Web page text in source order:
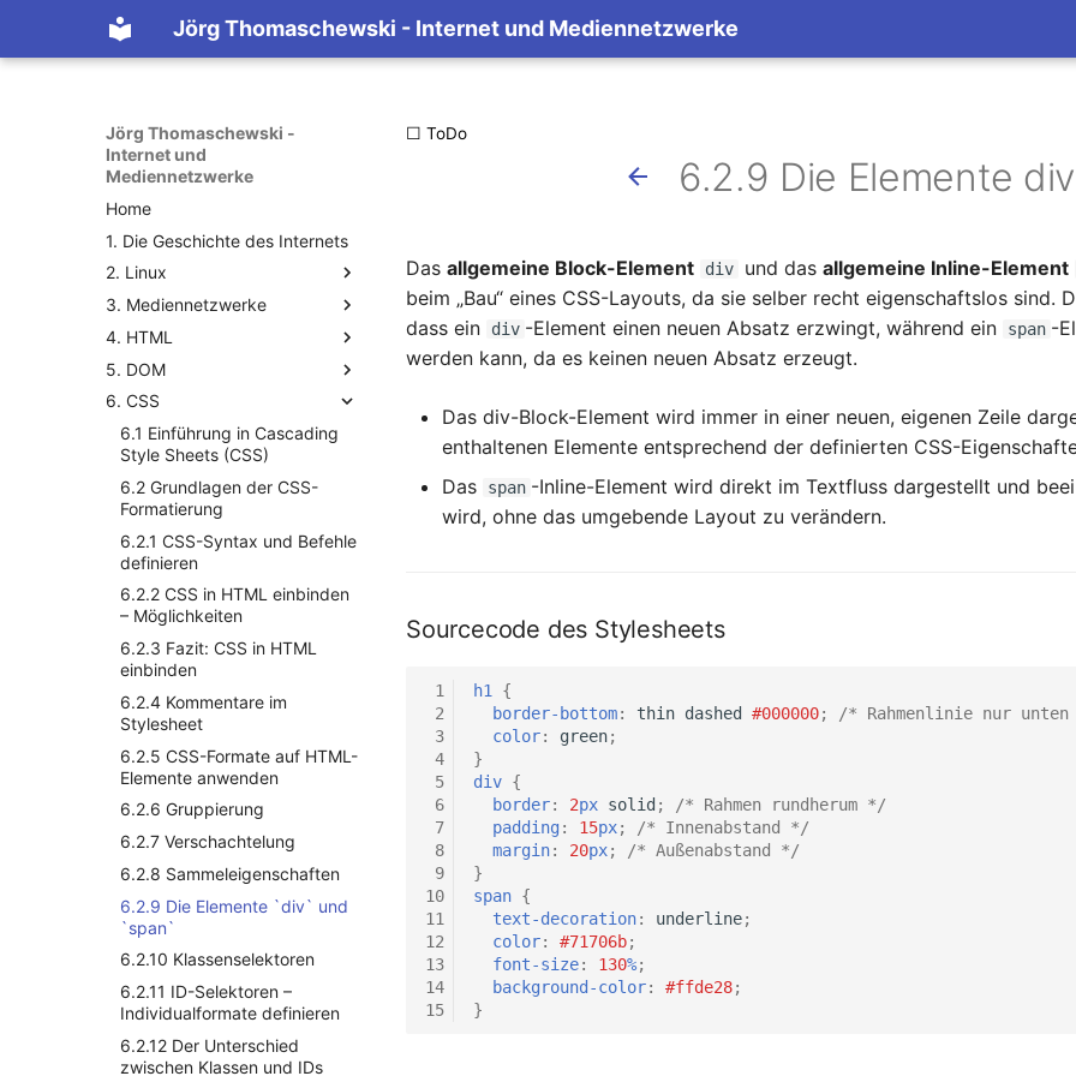
Jörg Thomaschewski - Internet und Mediennetzwerke
Jörg Thomaschewski -
Internet und
Mediennetzwerke
Home
1. Die Geschichte des Internets
2. Linux
2.1 Die Geschichte von Linux
2.2 Wichtige Linux-Konzepte
2.3 Erstes Login auf dem
Linux-Server
2.4 Erste Schritte im
Dateisystem
2.5 Linux-Befehle
2.5.1 Paketverwaltung
2.5.2 Dateisystembefehle und
Operatoren
2.5.3 Text- und
Dateibearbeitung
2.5.4 Systemverwaltung
2.5.5 Finden und Ersetzen
2.5.6 Rechte ändern
2.5.8 Prozessmanagement
2.5.9 Archivierungs- und
Komprimierungsbefehle
2.5.10 Netzwerkbefehle
2.7 Dateisysteme und Linux
2.7.1 Dateisystem-Hierarchie
und Struktur
2.7.2 Wichtige Dateisysteme
2.7.3 Dateisystemoperationen
3. Mediennetzwerke
3.1 Die Geschichte der
Mediennetzwerke
3.2 Beispiele warum
Netzwerkwissen wichtig ist
3.3 Generelle
Netzwerktopologien und
Netzwerktypen
3.4 ISO/OSI Schichtenmodell
3.5Netzwerkprotokolle
3.6 MAC und IP-Adressen
3.7Grundlegende Linux-
Netzwerkbefehle
3.8 Netzwerkhardware
3.9 Netzwerksicherheit
3.10 Netzwerkmanagement
4. HTML
4.1 HTML-Grundlagen und
Metadaten
4.1.1 Sinn und Zweck von
HTML
4.1.2 Entstehung von HTML
und W3C
4.1.3 Einführung in die HTML-
Syntax
4.1.4 Elemente im HTML-
Header
4.1.5 Attribute zum Header-
Element meta
4.1.6 Selbsttest zu HTML-
Grundlagen und Metadaten
4.1.7 Wissen anwenden:
HTML-Metadaten
4.2 Ein HTML-Dokument
erstellen
4.2.1 HTML-Seitenstruktur
4.2.2 HTML-Seitenstruktur 2
4.2.3 HTML-Seitenstruktur im
Überblick
4.2.4 HTML-Struktur:
Kommentare, Zeilenumbrüche
und Absätze
4.2.5 HTML-Struktur: Listen
5. DOM
5.1 Einführung in das
Document Object Model
5.2 Grundlagen von DOM
5.3 Navigieren im DOM-Baum
5.4 Anwendungsbeispiele
5.5 Selbsttest zum gesamten
Kapitel DOM
6. CSS
6.1 Einführung in Cascading
Style Sheets (CSS)
6.2 Grundlagen der CSS-
Formatierung
6.2.1 CSS-Syntax und Befehle
definieren
6.2.2 CSS in HTML einbinden
– Möglichkeiten
6.2.3 Fazit: CSS in HTML
einbinden
6.2.4 Kommentare im
Stylesheet
6.2.5 CSS-Formate auf HTML-
Elemente anwenden
6.2.6 Gruppierung
6.2.7 Verschachtelung
6.2.8 Sammeleigenschaften
6.2.9 Die Elemente `div` und
`span`
6.2.10 Klassenselektoren
6.2.11 ID-Selektoren –
Individualformate definieren
6.2.12 Der Unterschied
zwischen Klassen und IDs
☐ ToDo
6.2.9 Die Elemente
Das allgemeine Block-Element div und das allgemeine Inline-Element
beim „Bau“ eines CSS-Layouts, da sie selber recht eigenschaftslos sind.
dass ein
div -Element einen neuen Absatz erzwingt, während ein span -
werden kann, da es keinen neuen Absatz erzeugt.
Das div-Block-Element wird immer in einer neuen, eigenen Zeile
enthaltenen Elemente entsprechend der definierten CSS-
Das
span -Inline-Element wird direkt im Textfluss dargestellt und
wird, ohne das umgebende Layout zu verändern.
Sourcecode des Stylesheets
1
2
3
4
5
6
7
8
9
10
11
12
13
14
15
h1
{
border-bottom: thin dashed #000000;
/* Rahmenlinie nur
color: green;
}
div {
border: 2px solid;
/* Rahmen rundherum */
padding : 15px;
/* Innenabstand */
margin: 20px;
/* Außenabstand */
}
span {
text-decoration: underline;
color: #71706b;
font-size: 130%;
background-color: #ffde28;
}